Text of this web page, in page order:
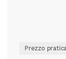
Prezzo